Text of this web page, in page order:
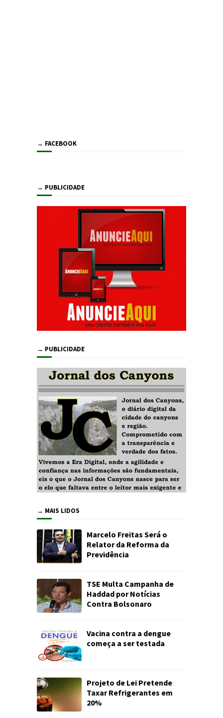
→ FACEBOOK
→ PUBLICIDADE
→ PUBLICIDADE
→ MAIS LIDOS
Marcelo Freitas Será o
Relator da Reforma da
Previdência
TSE Multa Campanha de
Haddad por Notícias
Contra Bolsonaro
Vacina contra a dengue
começa a ser testada
Projeto de Lei Pretende
Taxar Refrigerantes em
20%